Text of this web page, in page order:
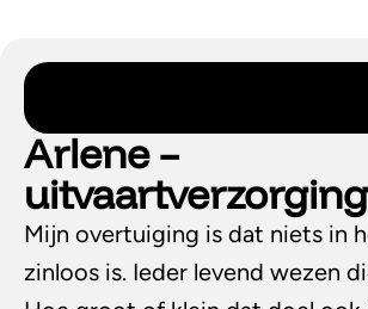
Arlene –
uitvaartverzorging
Mijn overtuiging is dat niets in
zinloos is. Ieder levend wezen